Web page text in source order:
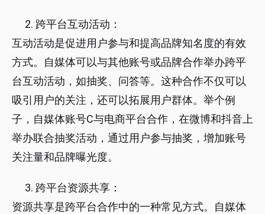
跨平台互动活动：
互动活动是促进用户参与和提高品牌知名度的有效
方式。自媒体可以与其他账号或品牌合作举办跨平
台互动活动，如抽奖、问答等。这种合作不仅可以
吸引用户的关注，还可以拓展用户群体。举个例
子，自媒体账号C与电商平台合作，在微博和抖音上
举办联合抽奖活动，通过用户参与抽奖，增加账号
关注量和品牌曝光度。
跨平台资源共享：
资源共享是跨平台合作中的一种常见方式。自媒体